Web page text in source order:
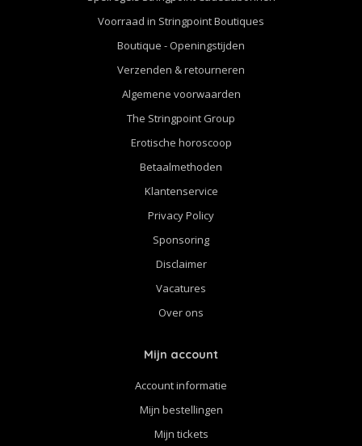
Voorraad in Stringpoint Boutiques
Boutique - Openingstijden
Verzenden & retourneren
Algemene voorwaarden
The Stringpoint Group
Erotische horoscoop
Betaalmethoden
Klantenservice
Privacy Policy
Sponsoring
Disclaimer
Vacatures
Over ons
Mijn account
Account informatie
Mijn bestellingen
Mijn tickets